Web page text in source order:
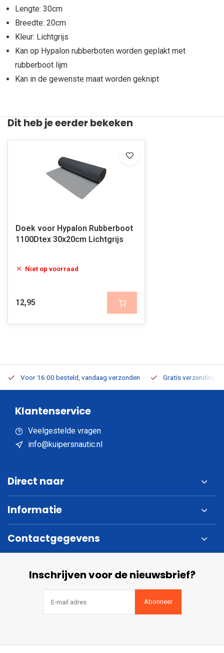
Lengte: 30cm
Breedte: 20cm
Kleur: Lichtgrijs
Kan op Hypalon rubberboten worden geplakt met
rubberboot lijm
Kan in de gewenste maat worden geknipt
Dit heb je eerder bekeken
Doek voor Hypalon Rubberboot
1100Dtex 30x20cm Lichtgrijs
Niet op voorraad
12,95
Voor 16:00 besteld, vandaag verzonden Gratis verzending
Klantenservice
Veelgestelde vragen
info@kuipersnautic.nl
Direct naar
Informatie
Contactgegevens
Inschrijven voor de nieuwsbrief?
Abonneer